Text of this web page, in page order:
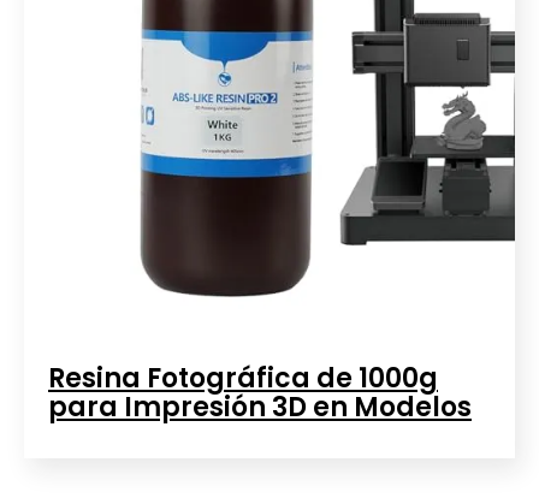
Resina Fotográfica de 1000g
para Impresión 3D en Modelos